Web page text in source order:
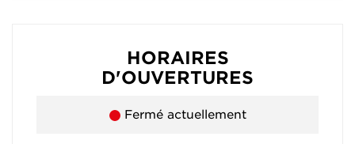
HORAIRES
D'OUVERTURES
Fermé actuellement